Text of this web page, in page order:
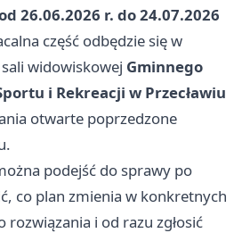
26.06.2026 r. do 24.07.2026
część odbędzie się w
widowiskowej Gminnego
i Rekreacji w Przecławiu
otwarte poprzedzone
podejść do sprawy po
co plan zmienia w konkretnych
rozwiązania i od razu zgłosić